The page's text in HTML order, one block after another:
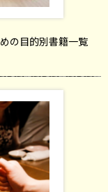
の目的別書籍一覧